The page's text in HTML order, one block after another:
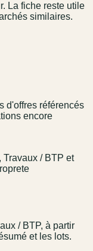
La fiche reste utile
similaires.
d'offres référencés
encore
Travaux / BTP et
/ BTP, à partir
et les lots.